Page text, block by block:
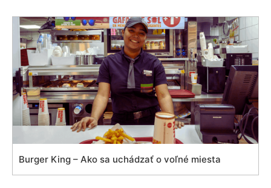
Burger King – Ako sa uchádzať o voľné miesta